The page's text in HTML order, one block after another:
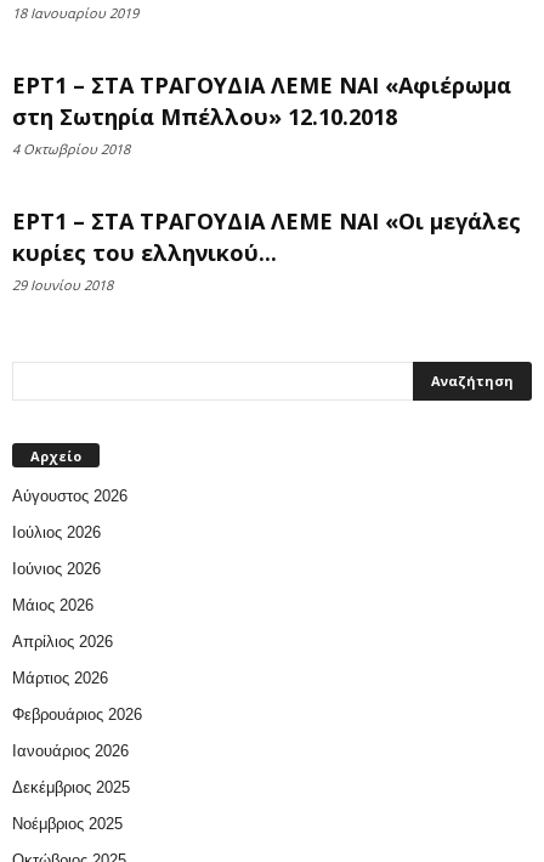
18 Ιανουαρίου 2019
ΕΡΤ1 – ΣΤΑ ΤΡΑΓΟΥΔΙΑ ΛΕΜΕ ΝΑΙ «Αφιέρωμα
στη Σωτηρία Μπέλλου» 12.10.2018
4 Οκτωβρίου 2018
ΕΡΤ1 – ΣΤΑ ΤΡΑΓΟΥΔΙΑ ΛΕΜΕ ΝΑΙ «Οι μεγάλες
κυρίες του ελληνικού...
29 Ιουνίου 2018
Αρχείο
Αύγουστος 2026
Ιούλιος 2026
Ιούνιος 2026
Μάιος 2026
Απρίλιος 2026
Μάρτιος 2026
Φεβρουάριος 2026
Ιανουάριος 2026
Δεκέμβριος 2025
Νοέμβριος 2025